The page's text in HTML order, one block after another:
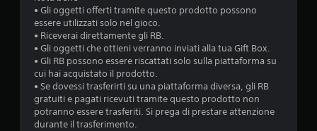
• Gli oggetti offerti tramite questo prodotto possono
essere utilizzati solo nel gioco.
• Riceverai direttamente gli RB.
• Gli oggetti che ottieni verranno inviati alla tua Gift Box.
• Gli RB possono essere riscattati solo sulla piattaforma su
cui hai acquistato il prodotto.
• Se dovessi trasferirti su una piattaforma diversa, gli RB
gratuiti e pagati ricevuti tramite questo prodotto non
potranno essere trasferiti. Si prega di prestare attenzione
durante il trasferimento.